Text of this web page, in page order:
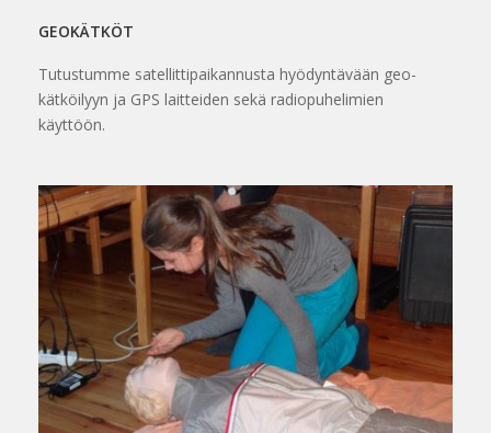
GEOKÄTKÖT
Tutustumme satellittipaikannusta hyödyntävään geo-
kätköilyyn ja GPS laitteiden sekä radiopuhelimien
käyttöön.